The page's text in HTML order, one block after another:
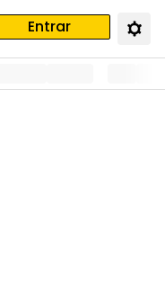
Entrar